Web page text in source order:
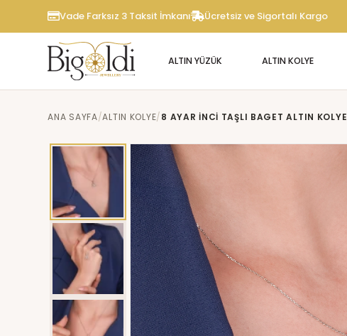
Vade Farksız 3 Taksit İmkanı Ücretsiz ve Sigortalı Kargo
ALTIN YÜZÜK ALTIN KOLYE
ANA SAYFA ALTIN KOLYE 8 AYAR İNCİ TAŞLI BAGET ALTIN KOLYE